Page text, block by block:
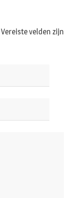
Vereiste velden zijn